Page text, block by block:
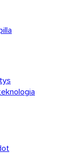
ja sähköposti —